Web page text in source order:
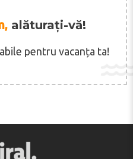
alăturați-vă!
pentru vacanța ta!